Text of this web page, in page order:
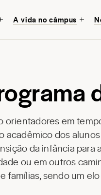
A vida no câmpus
orientadores em
acadêmico dos
da infância
ou em outros
famílias, sendo um